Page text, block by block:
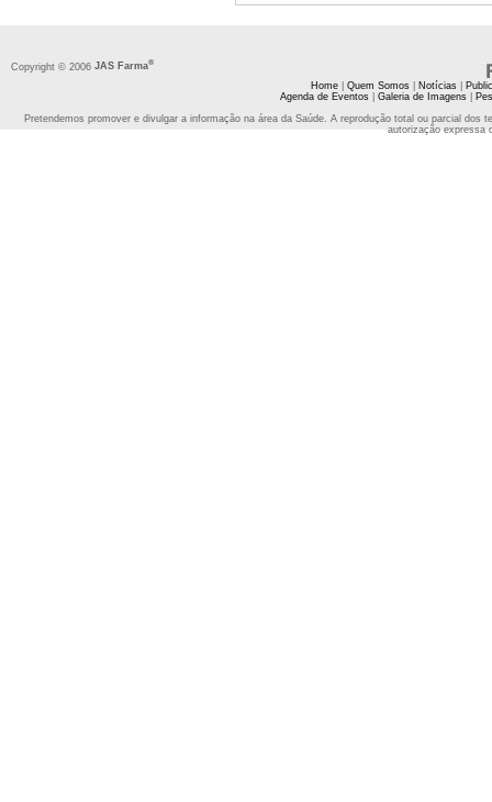
Copyright © 2006 JAS Farma®
Home| Quem Somos| Notícias|
Agenda de Eventos| Galeria de Imagens|
Pretendemos promover e divulgar a informação na área da Saúde. A reprodução total ou parcial
autorização expressa